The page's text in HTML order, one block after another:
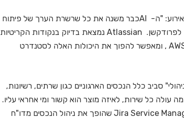
באברא הסביר באירוע: "ה- AIכבר משנה את כל שרשרת הערך של פיתוח
תוכנה. מהגדרה ותכנון, דרך כתיבה ובדיקות ועד עלייה לפרודקשן. Atlassian נמצאת בדיוק בנקודות הקריטיות
לAWS , ומאפשר להפוך את היכולות האלה לסטנדרט
סביב כלל הנכסים הארגוניים כגון שרתים, רשיונות,
עולה כל שירות, לאיזה מוצר הוא קשור ומי אחראי עליו.
הפתרון שהוצג הוא Asset Management ב Jira Service Management שהופך את ניהול הנכסים מדו"ח